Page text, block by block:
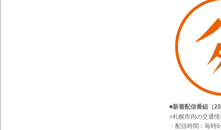
■新着配信番組（
○札幌市内の交通
・配信時間：毎